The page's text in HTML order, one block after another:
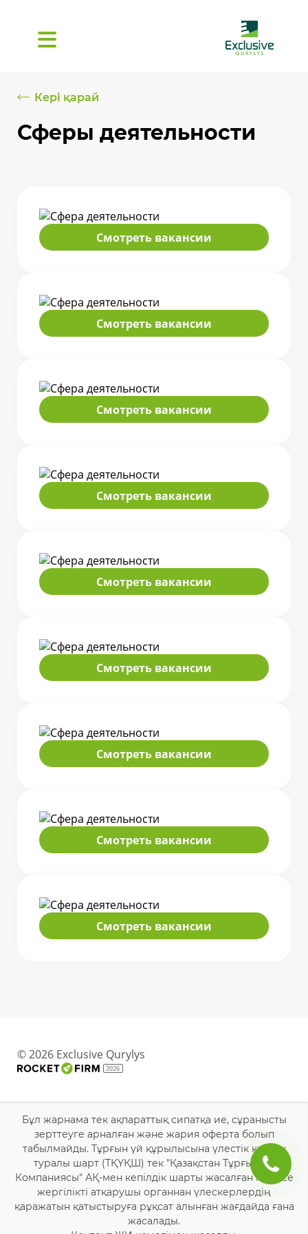
Кері қарай
Сферы деятельности
Смотреть вакансии
Смотреть вакансии
Смотреть вакансии
Смотреть вакансии
Смотреть вакансии
Смотреть вакансии
Смотреть вакансии
Смотреть вакансии
Смотреть вакансии
© 2026 Exclusive Qurylys
2026
Бұл жарнама тек ақпараттық сипатқа ие, сұранысты
зерттеуге арналған және жария оферта болып
табылмайды. Тұрғын үй құрылысына үлестік қатысу
туралы шарт (ТҚҮҚШ) тек "Қазақстан Тұрғын Үй
Компаниясы" АҚ-мен кепілдік шарты жасалған немесе
жергілікті атқарушы органнан үлескерлердің
қаражатын қатыстыруға рұқсат алынған жағдайда ғана
жасалады.